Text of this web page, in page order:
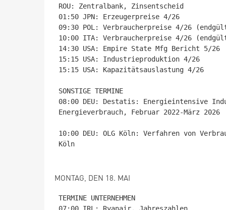
ROU: Zentralbank, Zinsentscheid
01:50 JPN: Erzeugerpreise 4/26
09:30 POL: Verbraucherpreise 4/26
10:00 ITA: Verbraucherpreise 4/26
14:30 USA: Empire State Mfg Bericht 5/26
15:15 USA: Industrieproduktion 4/26
15:15 USA: Kapazitätsauslastung 4/26
SONSTIGE TERMINE
08:00 DEU: Destatis: Energieintensive
Energieverbrauch, Februar 2022-März 2026
10:00 DEU: OLG Köln: Verfahren von
Köln
MONTAG, DEN 18. MAI
TERMINE UNTERNEHMEN